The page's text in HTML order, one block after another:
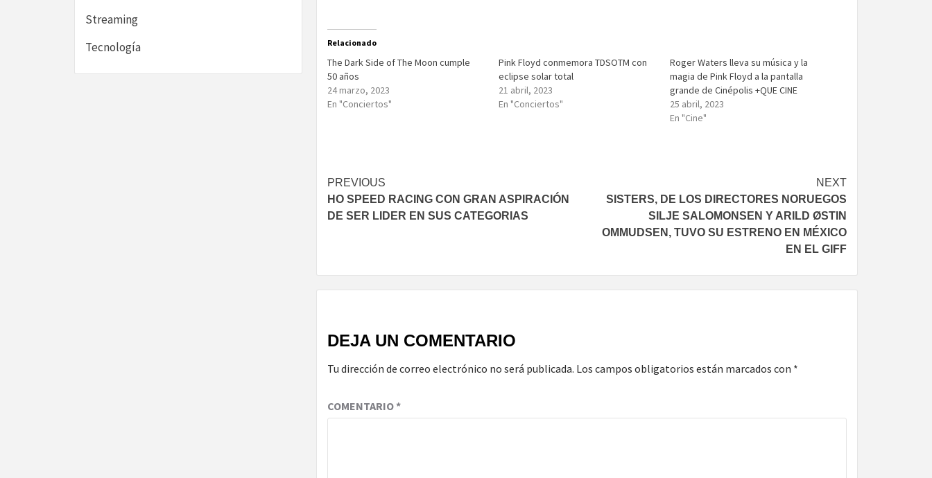
Relacionado
The Dark Side of The Moon cumple
50 años
24 marzo, 2023
En "Conciertos"
Pink Floyd conmemora TDSOTM con
eclipse solar total
21 abril, 2023
En "Conciertos"
Roger Waters lleva su música y la
magia de Pink Floyd a la pantalla
grande de Cinépolis +QUE CINE
25 abril, 2023
En "Cine"
Post
navigation
PREVIOUS
HO SPEED RACING CON GRAN ASPIRACIÓN
DE SER LIDER EN SUS CATEGORIAS
NEXT
SISTERS, DE LOS DIRECTORES NORUEGOS
SILJE SALOMONSEN Y ARILD ØSTIN
OMMUDSEN, TUVO SU ESTRENO EN MÉXICO
EN EL GIFF
DEJA UN COMENTARIO
Tu dirección de correo electrónico no será publicada. Los campos obligatorios están marcados con *
COMENTARIO*
Streaming
Tecnología